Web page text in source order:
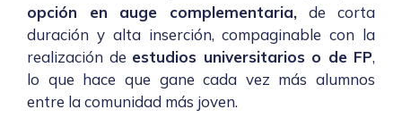
opción en auge complementaria,de corta
duración y alta inserción, compaginable con la
realización de estudios universitarios o de FP,
lo que hace que gane cada vez más alumnos
entre la comunidad más joven.